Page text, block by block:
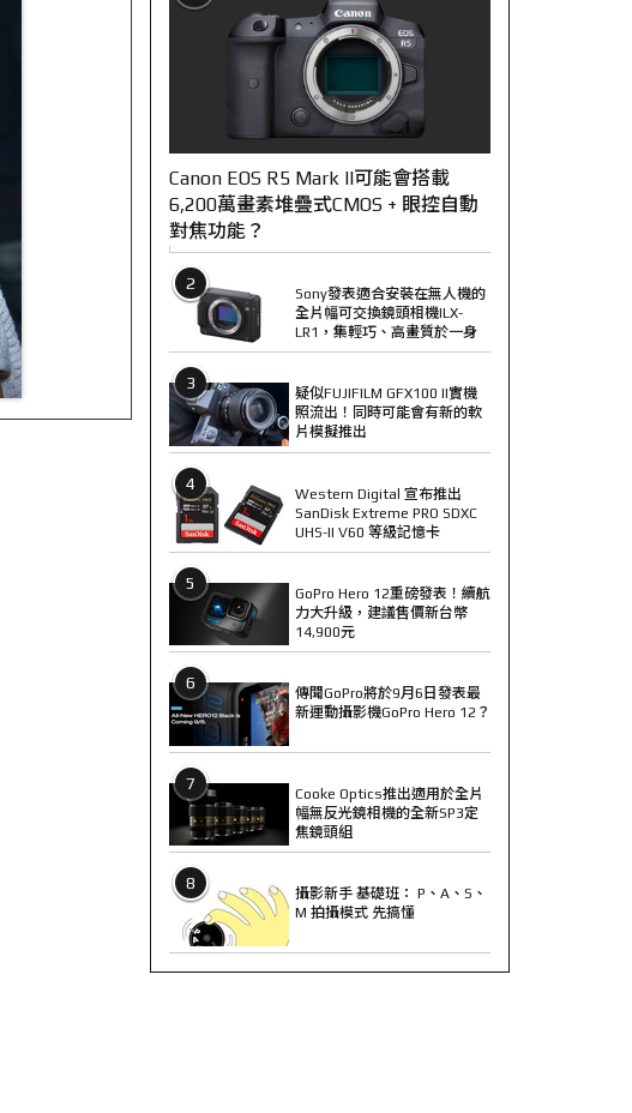
Canon EOS R5 Mark II可能會搭載
6,200萬畫素堆疊式CMOS + 眼控自動
對焦功能？
2
Sony發表適合安裝在無人機的
全片幅可交換鏡頭相機ILX-
LR1，集輕巧、高畫質於一身
3
疑似FUJIFILM GFX100 II實機
照流出！同時可能會有新的軟
片模擬推出
4
Western Digital 宣布推出
SanDisk Extreme PRO SDXC
UHS-II V60 等級記憶卡
5
GoPro Hero 12重磅發表！續航
力大升級，建議售價新台幣
14,900元
6
傳聞GoPro將於9月6日發表最
新運動攝影機GoPro Hero 12？
7
Cooke Optics推出適用於全片
幅無反光鏡相機的全新SP3定
焦鏡頭組
8
攝影新手 基礎班： P、A、S、
M 拍攝模式 先搞懂